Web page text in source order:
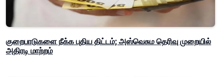
குறைபாடுகளை நீக்க புதிய திட்டம்; அஸ்வெசும தெரிவு முறையில்
அதிரடி மாற்றம்